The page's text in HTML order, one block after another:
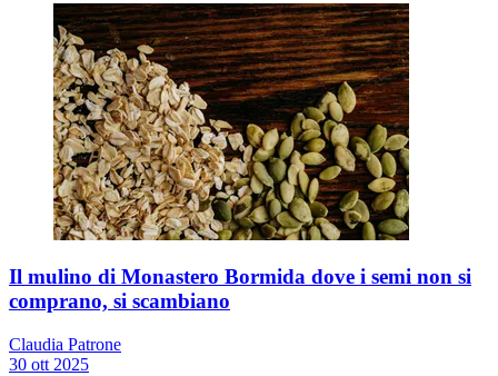
Il mulino di Monastero Bormida dove i semi non si
comprano, si scambiano
Claudia Patrone
30 ott 2025